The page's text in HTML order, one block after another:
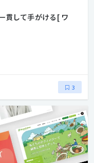
貫して手がける[ ワ
3